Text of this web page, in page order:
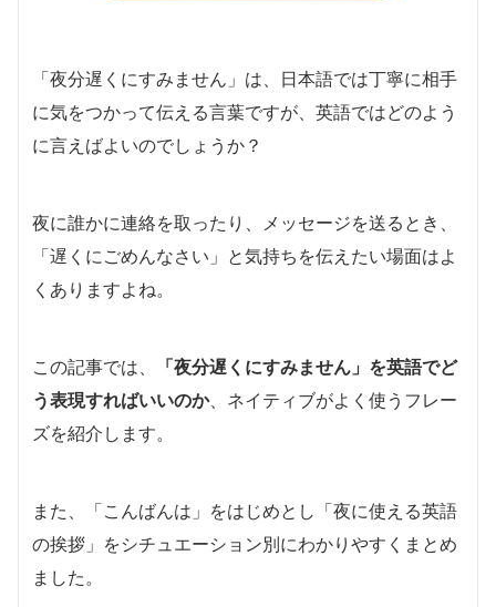
「夜分遅くにすみません」は、日本語では丁寧に相手
に気をつかって伝える言葉ですが、英語ではどのよう
に言えばよいのでしょうか？
夜に誰かに連絡を取ったり、メッセージを送るとき、
「遅くにごめんなさい」と気持ちを伝えたい場面はよ
くありますよね。
この記事では、
「夜分遅くにすみません」を英語でど
う表現すればいいのか、ネイティブがよく使うフレー
ズを紹介します。
また、「こんばんは」をはじめとし「夜に使える英語
の挨拶」をシチュエーション別にわかりやすくまとめ
ました。